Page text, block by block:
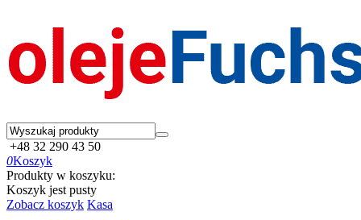
+48 32 290 43 50
0Koszyk
Produkty w koszyku:
Koszyk jest pusty
Zobacz koszyk Kasa